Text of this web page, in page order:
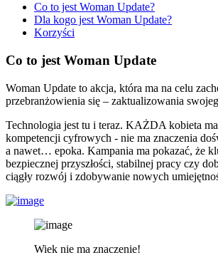
Co to jest Woman Update?
Dla kogo jest Woman Update?
Korzyści
Co to jest Woman Update
Woman Update to akcja, która ma na celu
przebranżowienia się – zaktualizowania
Technologia jest tu i teraz. KAŻDA kobieta
kompetencji cyfrowych - nie ma znaczenia
a nawet… epoka. Kampania ma pokazać, że
bezpiecznej przyszłości, stabilnej pracy czy
ciągły rozwój i zdobywanie nowych
Wiek nie ma znaczenie!